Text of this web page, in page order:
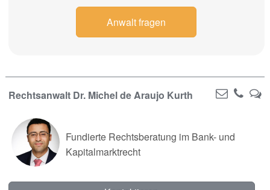
Anwalt fragen
Rechtsanwalt Dr. Michel de Araujo Kurth
Fundierte Rechtsberatung im Bank- und
Kapitalmarktrecht